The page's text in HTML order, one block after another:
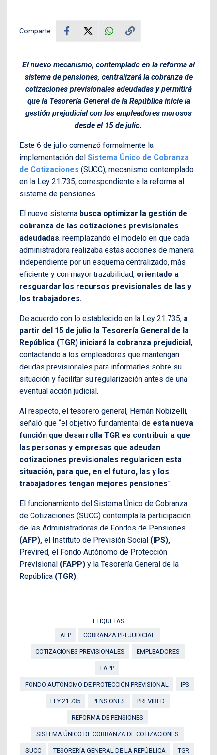
Comparte
El nuevo mecanismo, contemplado en la reforma al
sistema de pensiones, centralizará la cobranza de
cotizaciones previsionales adeudadas y permitirá
que la Tesorería General de la República inicie la
gestión prejudicial con los empleadores morosos
desde el 15 de julio.
Este 6 de julio comenzó formalmente la
implementación del Sistema Único de Cobranza
de Cotizaciones (SUCC), mecanismo contemplado
en la Ley 21.735, correspondiente a la reforma al
sistema de pensiones.
El nuevo sistema busca optimizar la gestión de
cobranza de las cotizaciones previsionales
adeudadas, reemplazando el modelo en que cada
administradora realizaba estas acciones de manera
independiente por un esquema centralizado, más
eficiente y con mayor trazabilidad, orientado a
resguardar los recursos previsionales de las y
los trabajadores.
De acuerdo con lo establecido en la Ley 21.735, a
partir del 15 de julio la Tesorería General de la
República (TGR) iniciará la cobranza prejudicial,
contactando a los empleadores que mantengan
deudas previsionales para informarles sobre su
situación y facilitar su regularización antes de una
eventual acción judicial.
Al respecto, el tesorero general, Hernán Nobizelli,
señaló que “el objetivo fundamental de esta nueva
función que desarrolla TGR es contribuir a que
las personas y empresas que adeudan
cotizaciones previsionales regularicen esta
situación, para que, en el futuro, las y los
trabajadores tengan mejores pensiones”.
El funcionamiento del Sistema Único de Cobranza
de Cotizaciones (SUCC) contempla la participación
de las Administradoras de Fondos de Pensiones
(AFP), el Instituto de Previsión Social (IPS),
Previred, el Fondo Autónomo de Protección
Previsional (FAPP) y la Tesorería General de la
República (TGR).
ETIQUETAS
AFP
COBRANZA PREJUDICIAL
COTIZACIONES PREVISIONALES EMPLEADORES
FAPP
FONDO AUTÓNOMO DE PROTECCIÓN PREVISIONAL IPS
LEY 21.735 PENSIONES PREVIRED
REFORMA DE PENSIONES
SISTEMA ÚNICO DE COBRANZA DE COTIZACIONES
SUCC TESORERÍA GENERAL DE LA REPÚBLICA TGR